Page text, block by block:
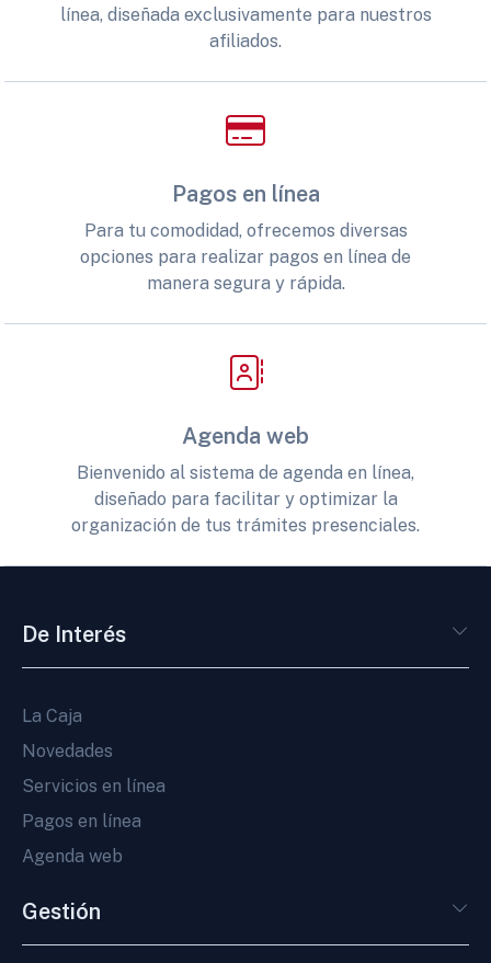
línea, diseñada exclusivamente para nuestros
afiliados.
Pagos en línea
Para tu comodidad, ofrecemos diversas
opciones para realizar pagos en línea de
manera segura y rápida.
Agenda web
Bienvenido al sistema de agenda en línea,
diseñado para facilitar y optimizar la
organización de tus trámites presenciales.
De Interés
La Caja
Novedades
Servicios en línea
Pagos en línea
Agenda web
Gestión